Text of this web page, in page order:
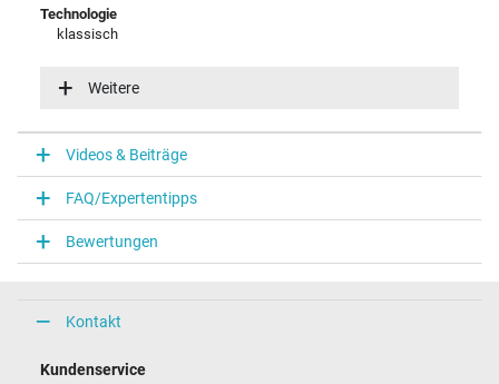
Technologie
klassisch
VI
Steckertyp / -form
rund / 180° gerade
Steckerlänge (mm)
10,8 mm
Steckerdurchmesser außen / innen
5,5 mm / 2,5 mm
Nein
Weitere
Videos & Beiträge
FAQ/Expertentipps
Bewertungen
Kontakt
Kundenservice